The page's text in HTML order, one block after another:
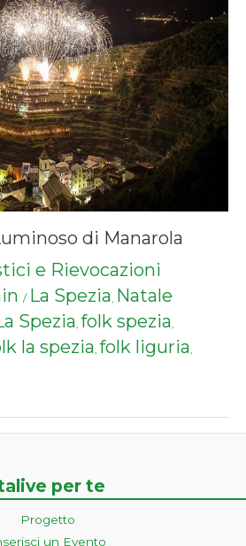
di Manarola
e Rievocazioni
/ La Spezia, Natale
Spezia, folk spezia,
la spezia, folk liguria,
per te
Progetto
un Evento